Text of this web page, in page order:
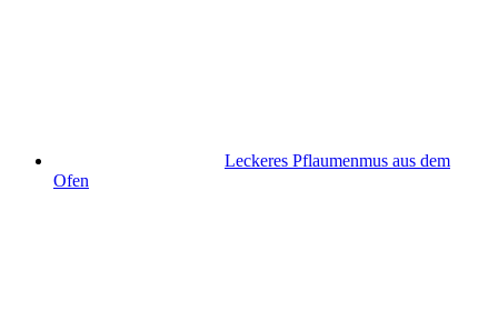
Leckeres Pflaumenmus aus dem
Ofen